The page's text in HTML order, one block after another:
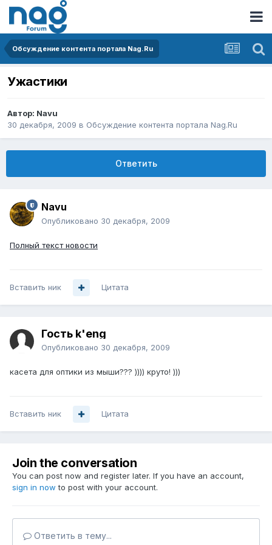
Обсуждение контента портала Nag.Ru
Ужастики
Автор: Navu
30 декабря, 2009 в Обсуждение контента портала Nag.Ru
Ответить
Navu
Опубликовано 30 декабря, 2009
Полный текст новости
Вставить ник Цитата
Гость k'eng
Опубликовано 30 декабря, 2009
касета для оптики из мыши??? )))) круто! )))
Вставить ник Цитата
Join the conversation
You can post now and register later. If you have an account,
sign in now to post with your account.
Ответить в тему...